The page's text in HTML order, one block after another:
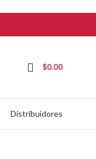
$0.00
Distribuidores